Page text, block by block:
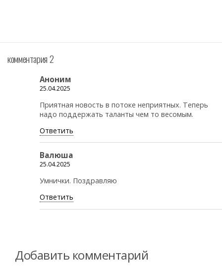
комментария 2
Аноним
25.04.2025
Приятная новость в потоке неприятных. Теперь
надо поддержать таланты чем то весомым.
Ответить
Валюша
25.04.2025
Умнички. Поздравляю
Ответить
Добавить комментарий